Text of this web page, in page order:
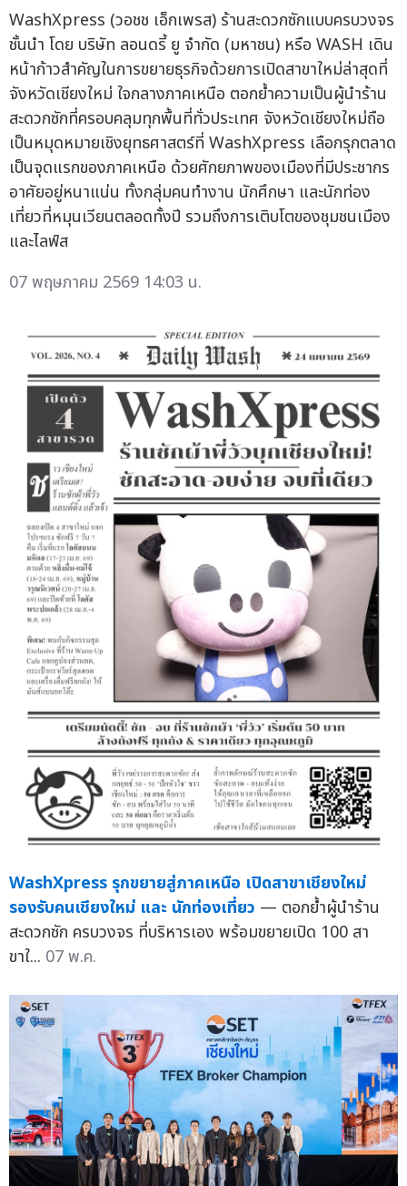
WashXpress (วอชช เอ็กเพรส) ร้านสะดวกซักแบบครบวงจร
ชั้นนำ โดย บริษัท ลอนดรี้ ยู จำกัด (มหาชน) หรือ WASH เดิน
หน้าก้าวสำคัญในการขยายธุรกิจด้วยการเปิดสาขาใหม่ล่าสุดที่
จังหวัดเชียงใหม่ ใจกลางภาคเหนือ ตอกย้ำความเป็นผู้นำร้าน
สะดวกซักที่ครอบคลุมทุกพื้นที่ทั่วประเทศ จังหวัดเชียงใหม่ถือ
เป็นหมุดหมายเชิงยุทธศาสตร์ที่ WashXpress เลือกรุกตลาด
เป็นจุดแรกของภาคเหนือ ด้วยศักยภาพของเมืองที่มีประชากร
อาศัยอยู่หนาแน่น ทั้งกลุ่มคนทำงาน นักศึกษา และนักท่อง
เที่ยวที่หมุนเวียนตลอดทั้งปี รวมถึงการเติบโตของชุมชนเมือง
และไลฟ์ส
07 พฤษภาคม 2569 14:03 น.
WashXpress รุกขยายสู่ภาคเหนือ เปิดสาขาเชียงใหม่
รองรับคนเชียงใหม่ และ นักท่องเที่ยว — ตอกย้ำผู้นำร้าน
สะดวกซัก ครบวงจร ที่บริหารเอง พร้อมขยายเปิด 100 สา
ขาใ... 07 พ.ค.